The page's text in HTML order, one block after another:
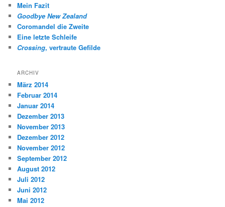
Mein Fazit
Goodbye New Zealand
Coromandel die Zweite
Eine letzte Schleife
Crossing, vertraute Gefilde
ARCHIV
März 2014
Februar 2014
Januar 2014
Dezember 2013
November 2013
Dezember 2012
November 2012
September 2012
August 2012
Juli 2012
Juni 2012
Mai 2012